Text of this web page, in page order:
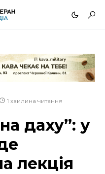
1 хвилина читання
даху”: у
лекція